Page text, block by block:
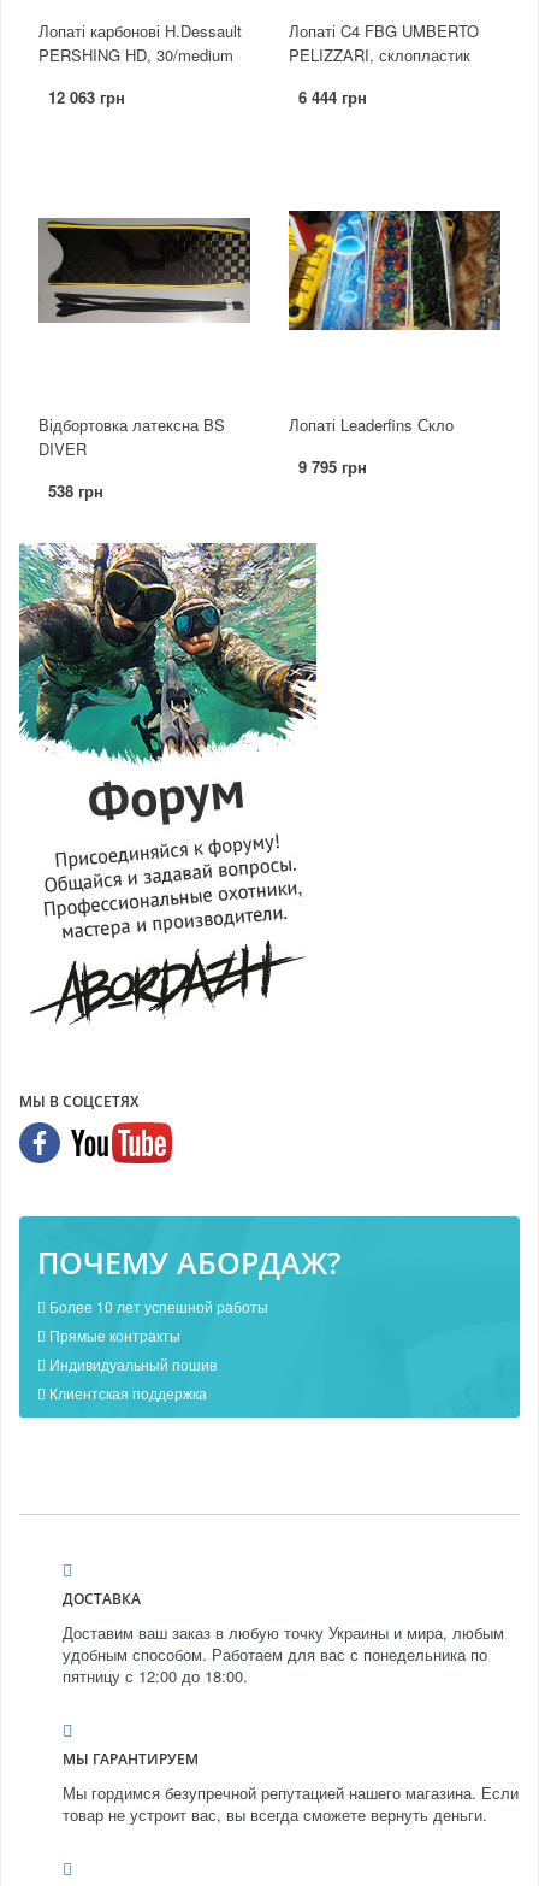
Лопаті карбонові H.Dessault
PERSHING HD, 30/medium
12 063 грн
Лопаті C4 FBG UMBERTO
PELIZZARI, склопластик
6 444 грн
Відбортовка латексна BS
DIVER
538 грн
Лопаті Leaderfins Скло
9 795 грн
МЫ В СОЦСЕТЯХ
ПОЧЕМУ АБОРДАЖ?
Более 10 лет успешной работы
Прямые контракты
Индивидуальный пошив
Клиентская поддержка
ДОСТАВКА
Доставим ваш заказ в любую точку Украины и мира, любым
удобным способом. Работаем для вас с понедельника по
пятницу с 12:00 до 18:00.
МЫ ГАРАНТИРУЕМ
Мы гордимся безупречной репутацией нашего магазина. Если
товар не устроит вас, вы всегда сможете вернуть деньги.